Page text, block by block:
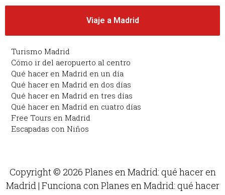
Viaje a Madrid
Turismo Madrid
Cómo ir del aeropuerto al centro
Qué hacer en Madrid en un día
Qué hacer en Madrid en dos días
Qué hacer en Madrid en tres días
Qué hacer en Madrid en cuatro días
Free Tours en Madrid
Escapadas con Niños
Copyright © 2026 Planes en Madrid: qué hacer en
Madrid | Funciona con Planes en Madrid: qué hacer